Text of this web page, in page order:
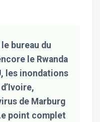
bureau du
le Rwanda
les inondations
de Marburg
point complet